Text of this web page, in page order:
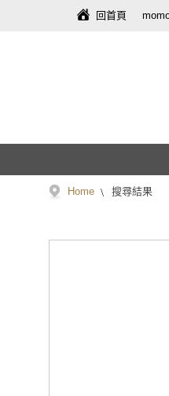
回首頁
Home 搜尋結果